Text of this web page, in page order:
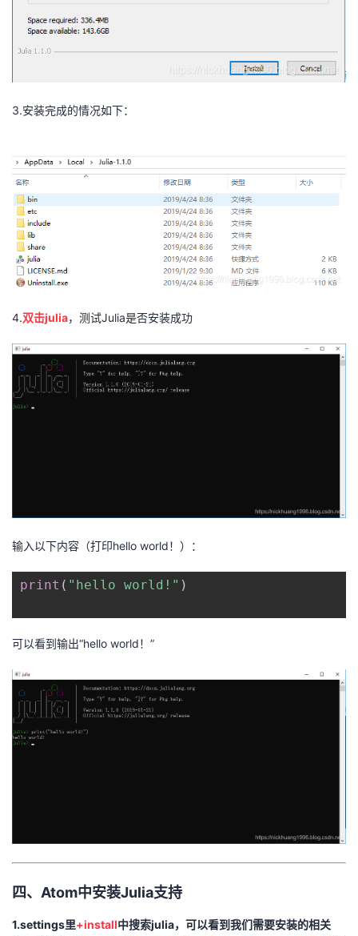
3.安装完成的情况如下：
4.双击julia，测试Julia是否安装成功
输入以下内容（打印hello world！）：
print ( "hello world!" )
可以看到输出“hello world！”
四、Atom中安装Julia支持
1.settings里+install中搜索julia，可以看到我们需要安装的相关